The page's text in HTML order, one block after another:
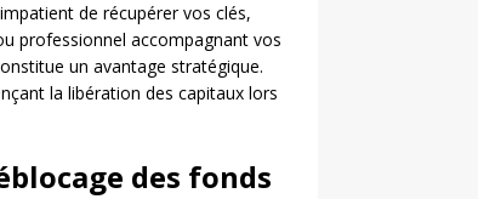
de récupérer vos clés,
professionnel accompagnant vos
un avantage stratégique.
la libération des capitaux lors
des fonds